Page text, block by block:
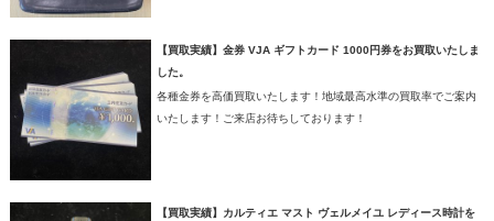
【買取実績】金券 VJA ギフトカード 1000円券をお買取いたしま
した。
各種金券を高価買取いたします！地域最高水準の買取率でご案内
いたします！ご来店お待ちしております！
【買取実績】カルティエ マスト ヴェルメイユ レディース時計を